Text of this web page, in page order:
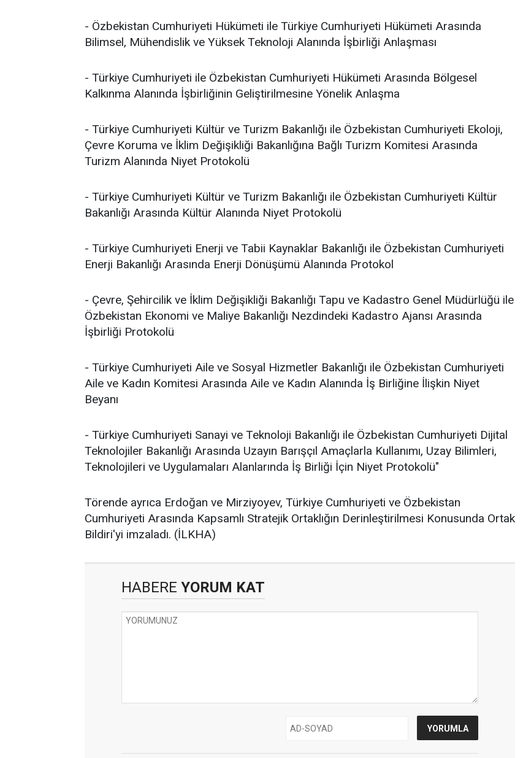
- Özbekistan Cumhuriyeti Hükümeti ile Türkiye Cumhuriyeti Hükümeti Arasında
Bilimsel, Mühendislik ve Yüksek Teknoloji Alanında İşbirliği Anlaşması
- Türkiye Cumhuriyeti ile Özbekistan Cumhuriyeti Hükümeti Arasında Bölgesel
Kalkınma Alanında İşbirliğinin Geliştirilmesine Yönelik Anlaşma
- Türkiye Cumhuriyeti Kültür ve Turizm Bakanlığı ile Özbekistan Cumhuriyeti Ekoloji,
Çevre Koruma ve İklim Değişikliği Bakanlığına Bağlı Turizm Komitesi Arasında
Turizm Alanında Niyet Protokolü
- Türkiye Cumhuriyeti Kültür ve Turizm Bakanlığı ile Özbekistan Cumhuriyeti Kültür
Bakanlığı Arasında Kültür Alanında Niyet Protokolü
- Türkiye Cumhuriyeti Enerji ve Tabii Kaynaklar Bakanlığı ile Özbekistan Cumhuriyeti
Enerji Bakanlığı Arasında Enerji Dönüşümü Alanında Protokol
- Çevre, Şehircilik ve İklim Değişikliği Bakanlığı Tapu ve Kadastro Genel Müdürlüğü ile
Özbekistan Ekonomi ve Maliye Bakanlığı Nezdindeki Kadastro Ajansı Arasında
İşbirliği Protokolü
- Türkiye Cumhuriyeti Aile ve Sosyal Hizmetler Bakanlığı ile Özbekistan Cumhuriyeti
Aile ve Kadın Komitesi Arasında Aile ve Kadın Alanında İş Birliğine İlişkin Niyet
Beyanı
- Türkiye Cumhuriyeti Sanayi ve Teknoloji Bakanlığı ile Özbekistan Cumhuriyeti Dijital
Teknolojiler Bakanlığı Arasında Uzayın Barışçıl Amaçlarla Kullanımı, Uzay Bilimleri,
Teknolojileri ve Uygulamaları Alanlarında İş Birliği İçin Niyet Protokolü"
Törende ayrıca Erdoğan ve Mirziyoyev, Türkiye Cumhuriyeti ve Özbekistan
Cumhuriyeti Arasında Kapsamlı Stratejik Ortaklığın Derinleştirilmesi Konusunda Ortak
Bildiri'yi imzaladı. (İLKHA)
HABERE YORUM KAT